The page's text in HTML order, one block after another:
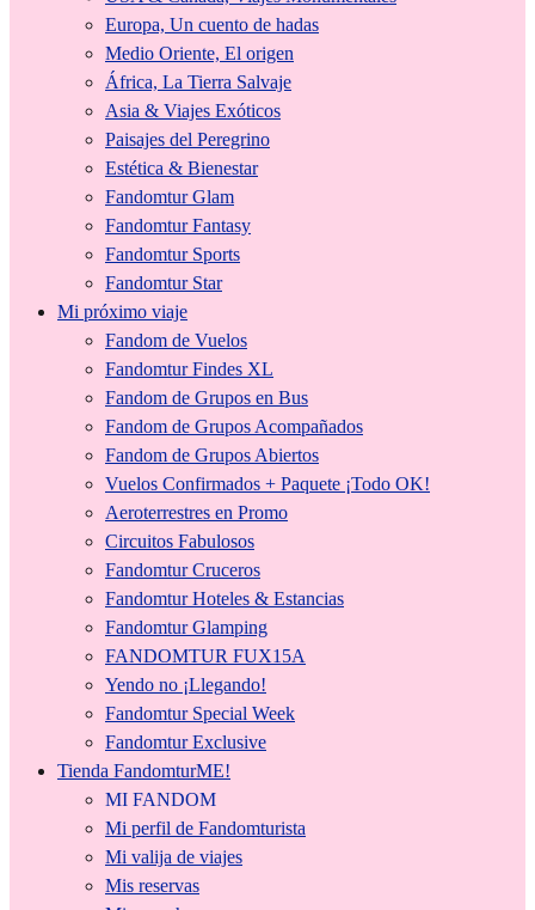
Europa, Un cuento de hadas
Medio Oriente, El origen
África, La Tierra Salvaje
Asia & Viajes Exóticos
Paisajes del Peregrino
Estética & Bienestar
Fandomtur Glam
Fandomtur Fantasy
Fandomtur Sports
Fandomtur Star
Mi próximo viaje
Fandom de Vuelos
Fandomtur Findes XL
Fandom de Grupos en Bus
Fandom de Grupos Acompañados
Fandom de Grupos Abiertos
Vuelos Confirmados + Paquete ¡Todo OK!
Aeroterrestres en Promo
Circuitos Fabulosos
Fandomtur Cruceros
Fandomtur Hoteles & Estancias
Fandomtur Glamping
FANDOMTUR FUX15A
Yendo no ¡Llegando!
Fandomtur Special Week
Fandomtur Exclusive
Tienda FandomturME!
MI FANDOM
Mi perfil de Fandomturista
Mi valija de viajes
Mis reservas